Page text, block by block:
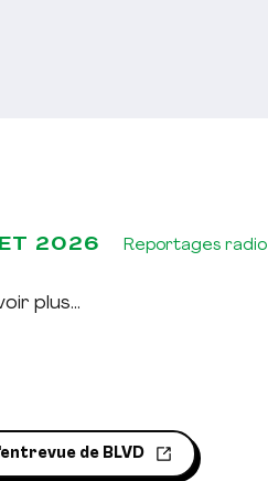
2026 Reportages radio
plus...
de BLVD